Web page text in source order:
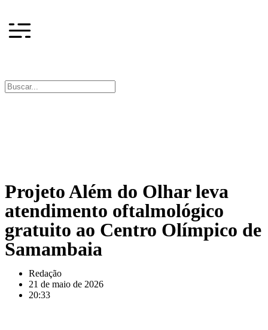
Projeto Além do Olhar leva
atendimento oftalmológico
gratuito ao Centro Olímpico de
Samambaia
Redação
21 de maio de 2026
20:33